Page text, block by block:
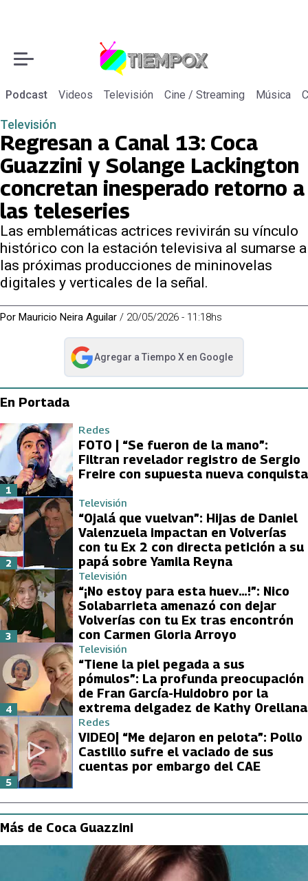
Podcast Videos Televisión Cine / Streaming Música
Televisión
Regresan a Canal 13: Coca
Guazzini y Solange Lackington
concretan inesperado retorno a
las teleseries
Las emblemáticas actrices revivirán su vínculo
histórico con la estación televisiva al sumarse a
las próximas producciones de mininovelas
digitales y verticales de la señal.
Por Mauricio Neira Aguilar / 20/05/2026 - 11:18hs
Agregar a Tiempo Xen Google
abre en nueva pestaña
En Portada
Redes
FOTO | “Se fueron de la mano”:
Filtran revelador registro de Sergio
Freire con supuesta nueva conquista
1
Televisión
“Ojalá que vuelvan”: Hijas de Daniel
Valenzuela impactan en Volverías
con tu Ex 2 con directa petición a su
papá sobre Yamila Reyna
2
Televisión
“¡No estoy para esta huev…!”: Nico
Solabarrieta amenazó con dejar
Volverías con tu Ex tras encontrón
con Carmen Gloria Arroyo
3
Televisión
“Tiene la piel pegada a sus
pómulos”: La profunda preocupación
de Fran García-Huidobro por la
extrema delgadez de Kathy Orellana
4
Redes
VIDEO| “Me dejaron en pelota”: Pollo
Castillo sufre el vaciado de sus
cuentas por embargo del CAE
5
Más de Coca Guazzini